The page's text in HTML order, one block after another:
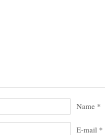
Name *
E-mail *